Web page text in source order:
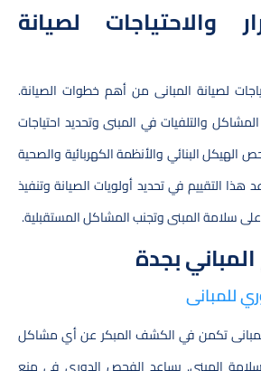
والاحتياجات لصيانة
لصيانة المبانى من أهم خطوات الصيانة.
والتلفيات في المبنى وتحديد احتياجات
الهيكل البنائي والأنظمة الكهربائية والصحية
هذا التقييم في تحديد أولويات الصيانة وتنفيذ
على سلامة المبنى وتجنب المشاكل المستقبلية.
بجدة
للمبانى
تكمن في الكشف المبكر عن أي مشاكل